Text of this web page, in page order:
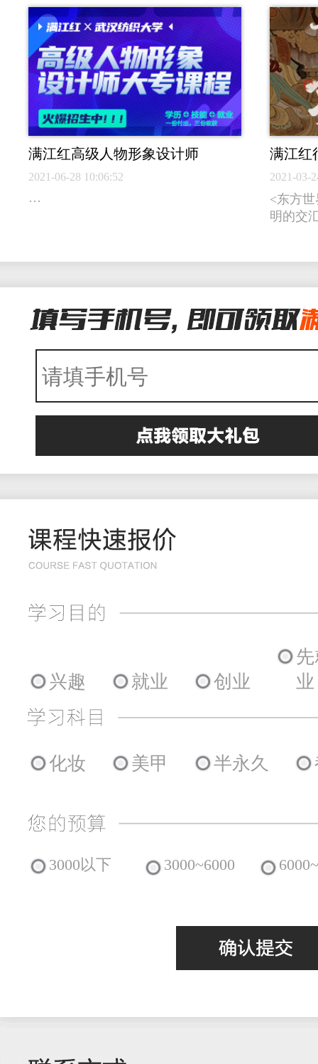
满江红高级人物形象设计师
2021-06-28 10:06:52
…
满江红
2021-03-
<东方
明的交
兴趣 就业 创业
业
化妆 美甲 半永久
3000以下 3000~6000